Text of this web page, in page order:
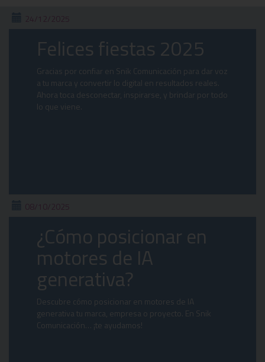
24/12/2025
Felices fiestas 2025
Gracias por confiar en Snik Comunicación para dar voz
a tu marca y convertir lo digital en resultados reales.
Ahora toca desconectar, inspirarse, y brindar por todo
lo que viene.
08/10/2025
¿Cómo posicionar en
motores de IA
generativa?
Descubre cómo posicionar en motores de IA
generativa tu marca, empresa o proyecto. En Snik
Comunicación… ¡te ayudamos!